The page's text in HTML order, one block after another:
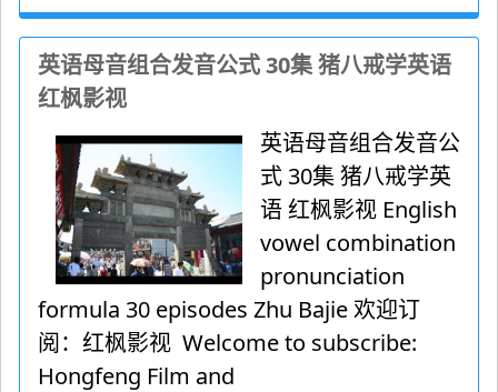
英语母音组合发音公式 30集 猪八戒学英语
红枫影视
英语母音组合发音公
式 30集 猪八戒学英
语 红枫影视 English
vowel combination
pronunciation
formula 30 episodes Zhu Bajie 欢迎订
阅：红枫影视 Welcome to subscribe:
Hongfeng Film and